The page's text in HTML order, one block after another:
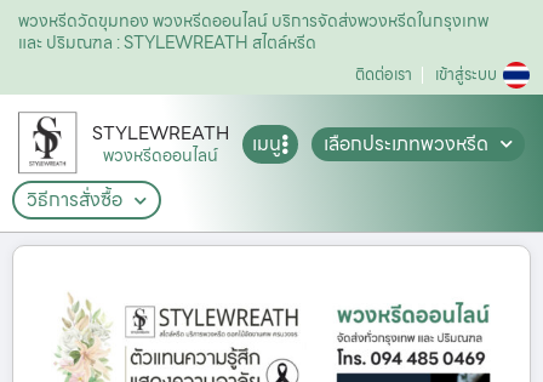
พวงหรีดวัดขุมทอง พวงหรีดออนไลน์ บริการจัดส่งพวงหรีดในกรุงเทพ
และ ปริมณฑล : STYLEWREATH สไตล์หรีด
ติดต่อเรา เข้าสู่ระบบ
STYLEWREATH
พวงหรีดออนไลน์ เมนู
เลือกประเภทพวงหรีด
วิธีการสั่งซื้อ